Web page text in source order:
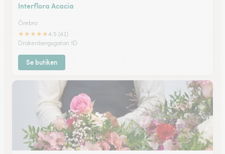
Interflora Acacia
Örebro
★★★★★4.5 (42)
Drakenbergsgatan 1D
Se butiken